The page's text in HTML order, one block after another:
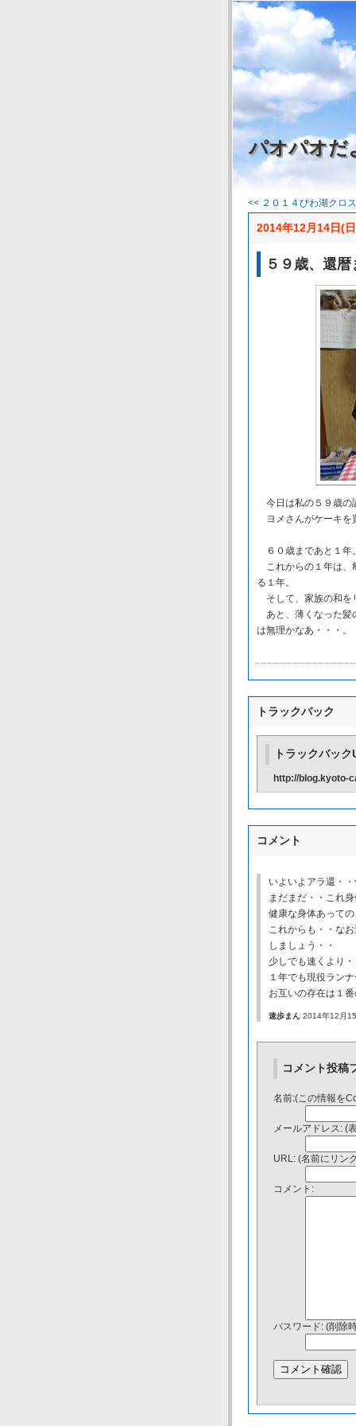
パオパオだ
<< ２０１４びわ湖クロ
2014年12月14日(
５９歳、還
今日は私の５９歳の
ヨメさんがケーキを
６０歳まであと１年。
これからの１年は、
る１年。
そして、家族の和を
あと、薄くなった髪
は無理かなあ・・・。
トラックバック
トラックバック
http://blog.kyoto-
コメント
いよいよアラ還・
まだまだ・・これ身
健康な身体あっての
これからも・・な
しましょう・・
少しでも速くより・
１年でも現役ラン
お互いの存在は１
速歩まん 2014年12月
コメント投稿
名前:(この情報を
メールアドレス: (
URL: (名前にリン
コメント:
パスワード: (削除